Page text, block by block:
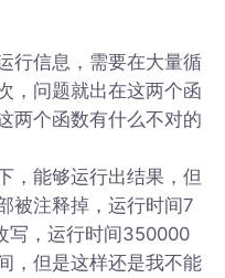
行信息，需要在大量循
，问题就出在这两个函
两个函数有什么不对的
，能够运行出结果，但
被注释掉，运行时间7
写，运行时间350000
，但是这样还是我不能